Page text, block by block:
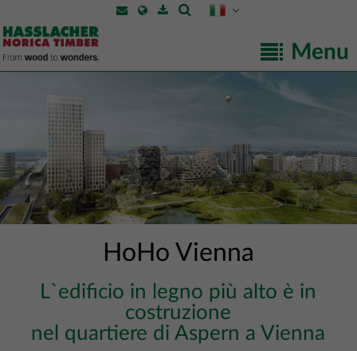
Menu
HoHo Vienna
L`edificio in legno più alto è in
costruzione
nel quartiere di Aspern a Vienna